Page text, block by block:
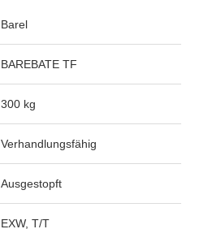
Barel
BAREBATE TF
300 kg
Verhandlungsfähig
Ausgestopft
EXW, T/T